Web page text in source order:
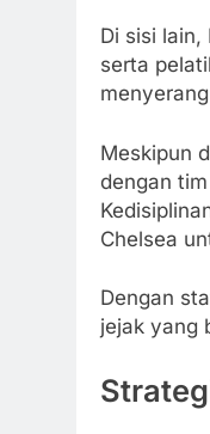
Di sisi
serta
Meskipun
dengan
Chelsea
Dengan
jejak yang